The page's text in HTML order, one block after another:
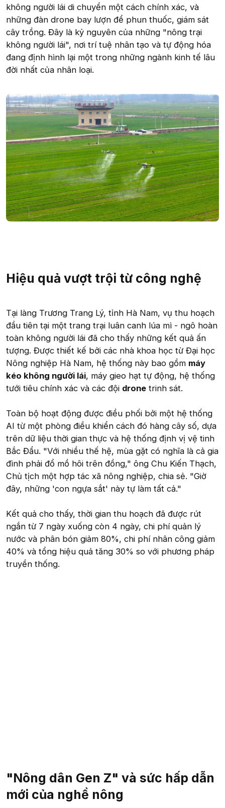
không người lái di chuyển một cách chính xác, và
những đàn drone bay lượn để phun thuốc, giám sát
cây trồng. Đây là kỷ nguyên của những "nông trại
không người lái", nơi trí tuệ nhân tạo và tự động hóa
đang định hình lại một trong những ngành kinh tế lâu
đời nhất của nhân loại.
Hiệu quả vượt trội từ công nghệ
Tại làng Trương Trang Lý, tỉnh Hà Nam, vụ thu hoạch
đầu tiên tại một trang trại luân canh lúa mì - ngô hoàn
toàn không người lái đã cho thấy những kết quả ấn
tượng. Được thiết kế bởi các nhà khoa học từ Đại học
Nông nghiệp Hà Nam, hệ thống này bao gồm máy
kéo không người lái, máy gieo hạt tự động, hệ thống
tưới tiêu chính xác và các đội drone trinh sát.
Toàn bộ hoạt động được điều phối bởi một hệ thống
AI từ một phòng điều khiển cách đó hàng cây số, dựa
trên dữ liệu thời gian thực và hệ thống định vị vệ tinh
Bắc Đẩu. "Với nhiều thế hệ, mùa gặt có nghĩa là cả gia
đình phải đổ mồ hôi trên đồng," ông Chu Kiến Thạch,
Chủ tịch một hợp tác xã nông nghiệp, chia sẻ. "Giờ
đây, những 'con ngựa sắt' này tự làm tất cả."
Kết quả cho thấy, thời gian thu hoạch đã được rút
ngắn từ 7 ngày xuống còn 4 ngày, chi phí quản lý
nước và phân bón giảm 80%, chi phí nhân công giảm
40% và tổng hiệu quả tăng 30% so với phương pháp
truyền thống.
"Nông dân Gen Z" và sức hấp dẫn
mới của nghề nông